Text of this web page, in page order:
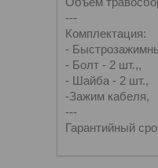
---
Комплектация:
-
- Болт - 2 шт.,,
- Шайба - 2 шт.,
-Зажим кабеля,
---
Гарантийный